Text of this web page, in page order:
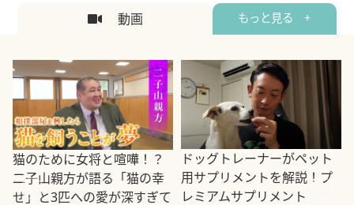
動画 もっと見る +
猫のために女将と喧嘩！？
二子山親方が語る「猫の幸
せ」と3匹への愛が深すぎて
ドッグトレーナーがペット
用サプリメントを解説！プ
レミアムサプリメント